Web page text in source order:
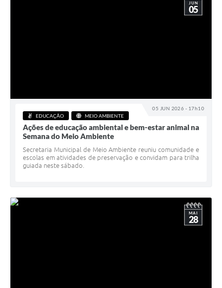
05 JUN 2026 - 17h10
JUN
05
EDUCAÇÃO MEIO AMBIENTE
Ações de educação ambiental e bem-estar animal na
Semana do Meio Ambiente
Secretaria Municipal de Meio Ambiente reuniu comunidade e
escolas em atividades de preservação e convidam para trilha
guiada neste sábado.
MAI
28